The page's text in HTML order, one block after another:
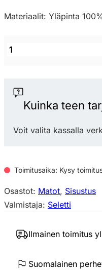
Materiaalit: Yläpinta
Seletti
Matto
määräKuinka teen
Voit valita kassalla
Toimitusaika: Kysy
Osastot: Matot, Sisustus
Valmistaja: Seletti
Ilmainen toimitus
Suomalainen